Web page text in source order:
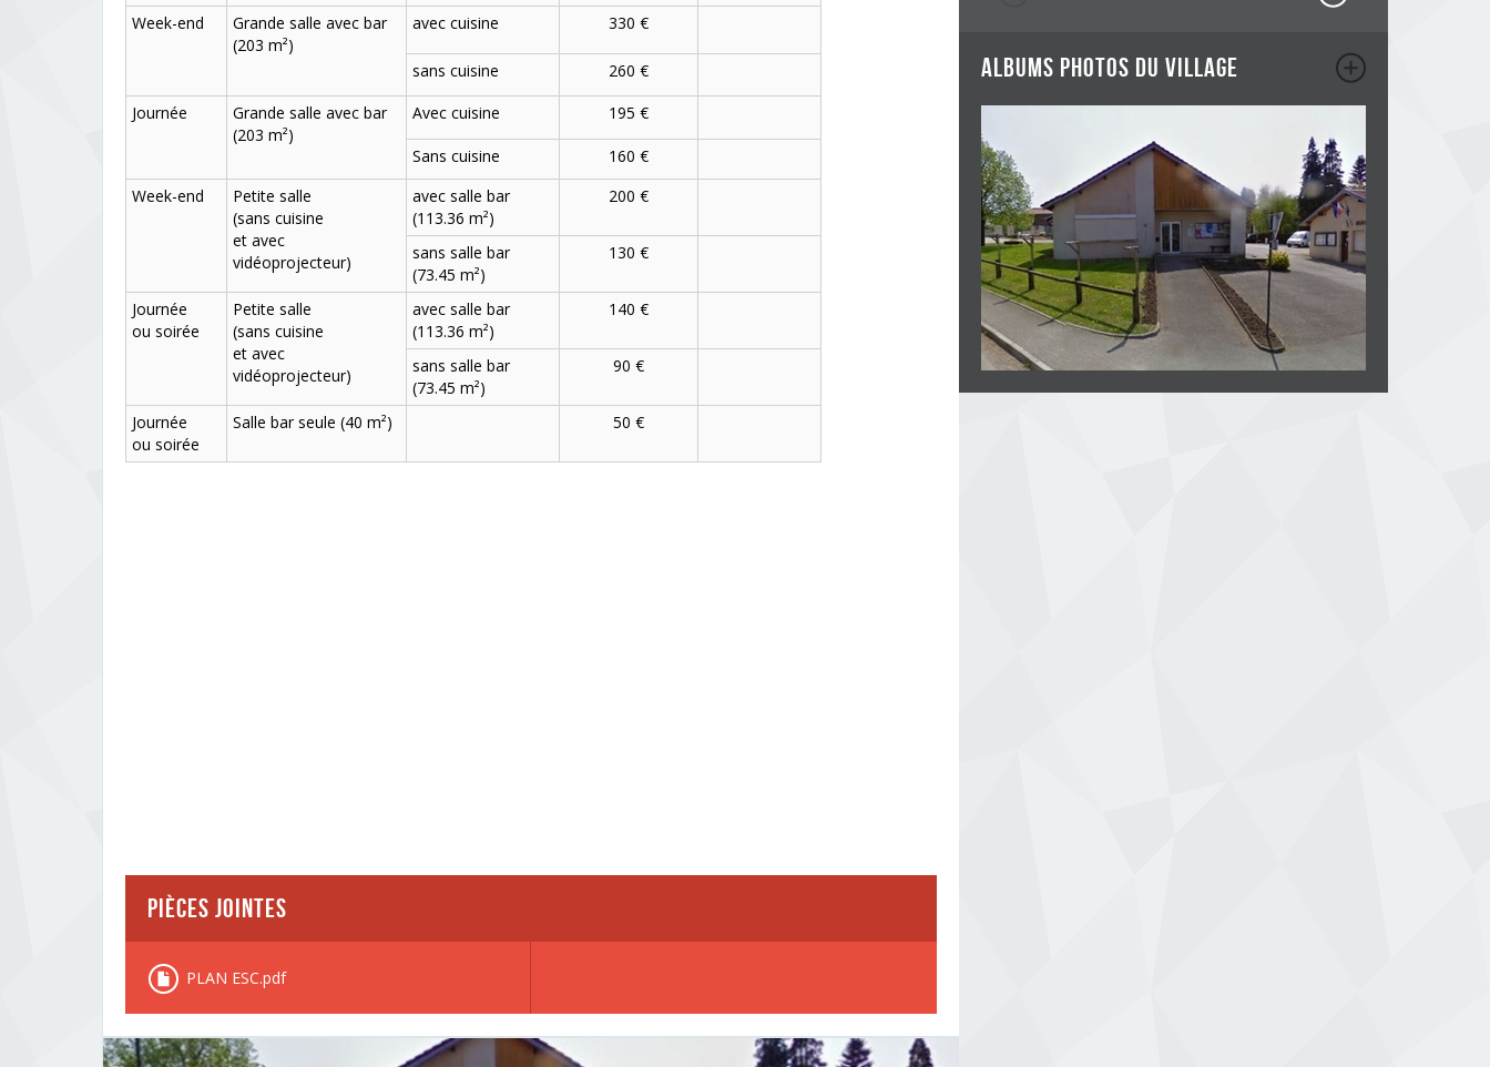
Week-end
Grande salle avec bar
(203 m²)
avec cuisine 330 €
sans cuisine
260 €
Journée
Grande salle avec bar
(203 m²)
Avec cuisine 195 €
Sans cuisine
160 €
Week-end
Petite salle
(sans cuisine
et avec
vidéoprojecteur)
avec salle bar
(113.36 m²)
200 €
sans salle bar
(73.45 m²)
130 €
Journée
ou soirée
Petite salle
(sans cuisine
et avec
vidéoprojecteur)
avec salle bar
(113.36 m²)
140 €
sans salle bar
(73.45 m²)
90 €
Journée
ou soirée
Salle bar seule (40 m²) 50 €
Pièces Jointes
PLAN ESC.pdf
albums photos du village